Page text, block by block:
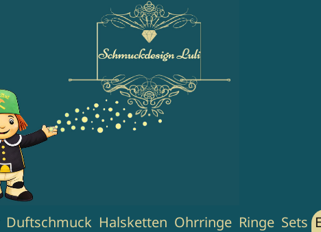
Duftschmuck Halsketten Ohrringe Ringe Sets
nachladen
nachladen
nachladen